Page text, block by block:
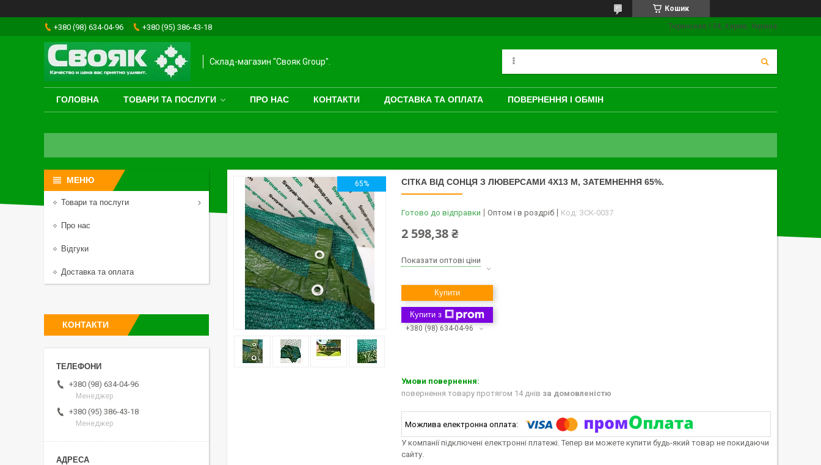
Кошик
+380 (98) 634-04-96 +380 (95) 386-43-18 Тюринская,134, Харків, Україна
Склад-магазин "Свояк Group".
ГОЛОВНА ТОВАРИ ТА ПОСЛУГИ ПРО НАС КОНТАКТИ ДОСТАВКА ТА ОПЛАТА ПОВЕРНЕННЯ І ОБМІН
65% СІТКА ВІД СОНЦЯ З ЛЮВЕРСАМИ 4Х13 М, ЗАТЕМНЕННЯ 65%.
Готово до відправки Оптом і в роздріб Код: ЗСК-0037
2 598,38 ₴
Показати оптові ціни
Купити
Купити з
+380 (98) 634-04-96
повернення товару протягом 14 днів за домовленістю
У компанії підключені електронні платежі. Тепер ви можете купити будь-який товар не покидаючи
сайту.
Товари та послуги
Про нас
Відгуки
Доставка та оплата
КОНТАКТИ
+380 (98) 634-04-96
Менеджер
+380 (95) 386-43-18
Менеджер